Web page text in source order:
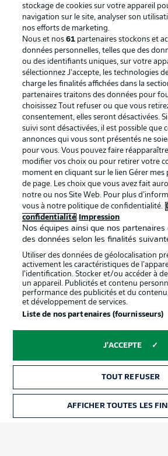
Football as it's meant
BUNDESLIGA APP
Proposé par
Mentions Légales Gérer
stockage de cookies sur votre appareil
navigation sur le site, analyser son
nos efforts de marketing.
Nous et nos61 partenaires stockons et
données personnelles, telles que des
ou des identifiants uniques, sur votre
sélectionnez J'accepte, les technologies
charge les finalités affichées dans la
partenaires traitons des données pour
choisissez Tout refuser ou que vous
consentement, elles seront désactivées.
suivi sont désactivées, il est possible que
annonces qui vous sont présentés ne
pour vous. Vous pouvez faire
modifier vos choix ou pour retirer votre
moment en cliquant sur le lien Gérer mes
de page. Les choix que vous avez fait
notre ou nos Site Web. Pour plus
vous à notre politique de confidentialité.
confidentialité
Impression
Nos équipes ainsi que nos
des données selon les finalités
Utiliser des données de géolocalisation
activement les caractéristiques de
l’identification. Stocker et/ou accéder à
un appareil. Publicités et contenu
performance des publicités et du
et développement de services.
Liste de nos partenaires (fournisseurs)
J'ACCEPTE
TOUT REFUSER
AFFICHER TOUTES LES